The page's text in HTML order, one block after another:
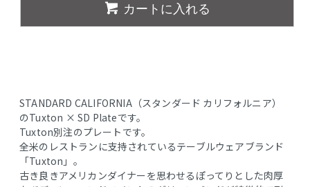
カートに入れる
STANDARD CALIFORNIA（スタンダード カリフォルニア）
のTuxton × SD Plateです。
Tuxton別注のプレートです。
全米のレストランに支持されているテーブルウェアブランド
「Tuxton」。
古き良きアメリカンダイナーを思わせるぽってりとした肉厚